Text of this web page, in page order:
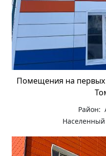
Помещения на первых
Район: